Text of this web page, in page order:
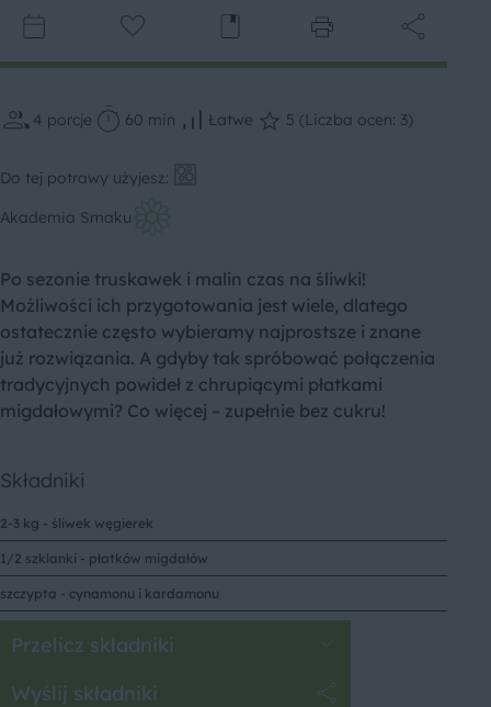
4 porcje 60 min Łatwe 5 (Liczba ocen: 3)
Do tej potrawy użyjesz:
Akademia Smaku
Po sezonie truskawek i malin czas na śliwki!
Możliwości ich przygotowania jest wiele, dlatego
ostatecznie często wybieramy najprostsze i znane
już rozwiązania. A gdyby tak spróbować połączenia
tradycyjnych powideł z chrupiącymi płatkami
migdałowymi? Co więcej – zupełnie bez cukru!
Składniki
2-3 kg - śliwek węgierek
1/2 szklanki - płatków migdałów
szczypta - cynamonu i kardamonu
Przelicz składniki
Wyślij składniki